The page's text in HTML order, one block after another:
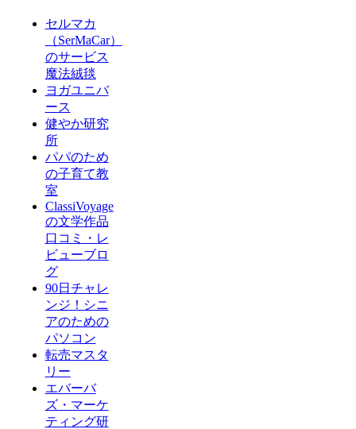
セルマカ
（SerMaCar）
のサービス
魔法絨毯
ヨガユニバ
ース
健やか研究
所
パパのため
の子育て教
室
ClassiVoyage
の文学作品
口コミ・レ
ビューブロ
グ
90日チャレ
ンジ！シニ
アのための
パソコン
転売マスタ
リー
エバーバ
ズ・マーケ
ティング研